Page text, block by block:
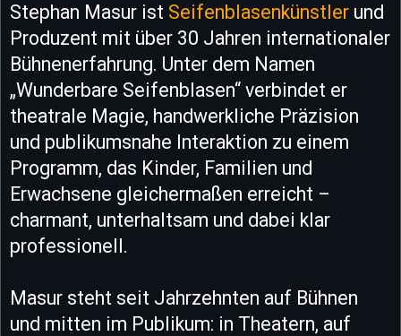
Stephan Masur ist Seifenblasenkünstler und
Produzent mit über 30 Jahren internationaler
Bühnenerfahrung. Unter dem Namen
„Wunderbare Seifenblasen“ verbindet er
theatrale Magie, handwerkliche Präzision
und publikumsnahe Interaktion zu einem
Programm, das Kinder, Familien und
Erwachsene gleichermaßen erreicht –
charmant, unterhaltsam und dabei klar
professionell.
Masur steht seit Jahrzehnten auf Bühnen
und mitten im Publikum: in Theatern, auf